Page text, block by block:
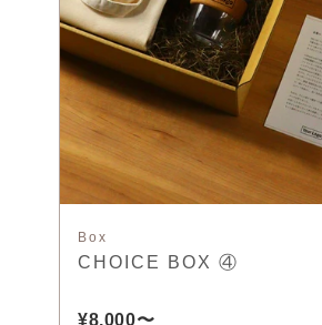
Box
CHOICE BOX ④
¥8,000〜